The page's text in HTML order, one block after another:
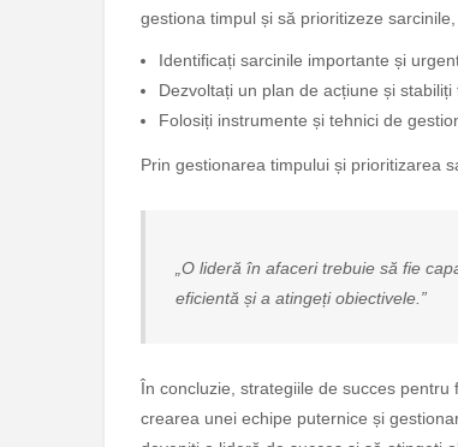
gestiona timpul și să prioritizeze
Identificați sarcinile importante și
Dezvoltați un plan de acțiune și stabiliți
Folosiți instrumente și tehnici de
Prin gestionarea timpului și prioritizarea
„O lideră în afaceri trebuie să fie
eficientă și a atingeți obiectivele.”
În concluzie, strategiile de succes
crearea unei echipe puternice și